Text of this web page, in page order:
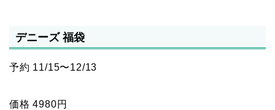
デニーズ 福袋
予約 11/15〜12/13
価格 4980円